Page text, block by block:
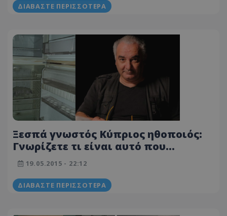
ΔΙΑΒΆΣΤΕ ΠΕΡΙΣΣΌΤΕΡΑ
Ξεσπά γνωστός Κύπριος ηθοποιός:
Γνωρίζετε τι είναι αυτό που
βλέπετε; Άδειο ψυγείο! Έχετε
αποτύχει παταγωδώς όλοι σας
19.05.2015 - 22:12
ΔΙΑΒΆΣΤΕ ΠΕΡΙΣΣΌΤΕΡΑ